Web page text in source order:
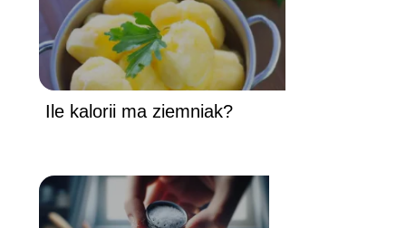
Ile kalorii ma ziemniak?